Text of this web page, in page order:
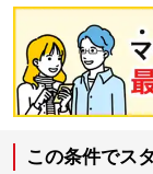
この条件でス